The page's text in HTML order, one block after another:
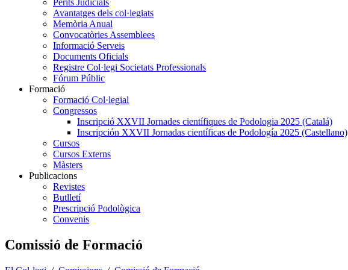
Perits Judicials
Avantatges dels col·legiats
Memòria Anual
Convocatòries Assemblees
Informació Serveis
Documents Oficials
Registre Col·legi Societats Professionals
Fórum Públic
Formació
Formació Col·legial
Congressos
Inscripció XXVII Jornades científiques de Podologia 2025 (Catalá)
Inscripción XXVII Jornadas científicas de Podología 2025 (Castellano)
Cursos
Cursos Externs
Màsters
Publicacions
Revistes
Butlletí
Prescripció Podològica
Convenis
Comissió de Formació